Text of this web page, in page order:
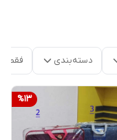
دسته‌بندی فقط
%13